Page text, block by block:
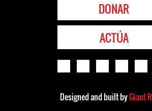
DONAR
ACTÚA
Designed and built byGiant